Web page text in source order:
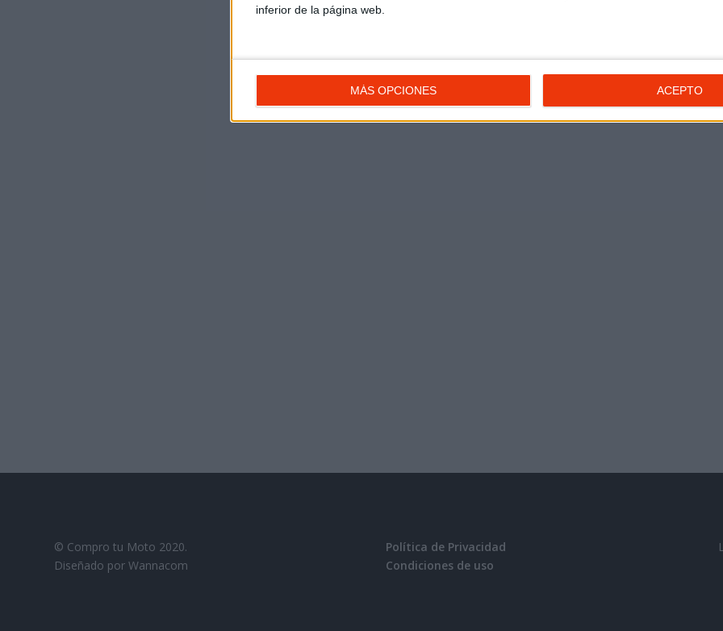
inferior de la página web.
MÁS OPCIONES ACEPTO
© Compro tu Moto 2020.
Diseñado por Wannacom
Política de Privacidad
Condiciones de uso